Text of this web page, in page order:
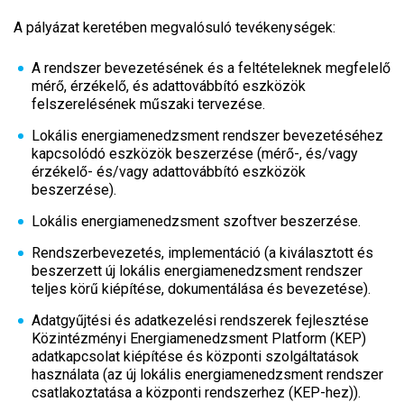
A pályázat keretében megvalósuló tevékenységek:
A rendszer bevezetésének és a feltételeknek megfelelő
mérő, érzékelő, és adattovábbító eszközök
felszerelésének műszaki tervezése.
Lokális energiamenedzsment rendszer bevezetéséhez
kapcsolódó eszközök beszerzése (mérő-, és/vagy
érzékelő- és/vagy adattovábbító eszközök
beszerzése).
Lokális energiamenedzsment szoftver beszerzése.
Rendszerbevezetés, implementáció (a kiválasztott és
beszerzett új lokális energiamenedzsment rendszer
teljes körű kiépítése, dokumentálása és bevezetése).
Adatgyűjtési és adatkezelési rendszerek fejlesztése
Közintézményi Energiamenedzsment Platform (KEP)
adatkapcsolat kiépítése és központi szolgáltatások
használata (az új lokális energiamenedzsment rendszer
csatlakoztatása a központi rendszerhez (KEP-hez)).